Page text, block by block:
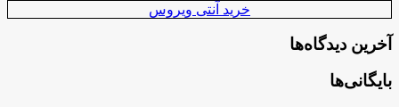
خرید آنتی ویروس
آخرین دیدگاه‌ها
بایگانی‌ها